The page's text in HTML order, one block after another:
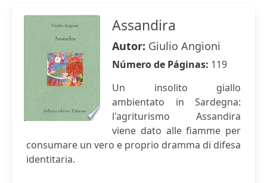
Assandira
Autor: Giulio Angioni
Número de Páginas: 119
Un insolito giallo
ambientato in Sardegna:
l'agriturismo Assandira
viene dato alle fiamme per
consumare un vero e proprio dramma di difesa
identitaria.